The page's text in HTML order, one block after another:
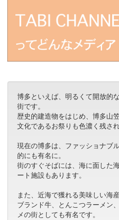
博多といえば、明るくて開放的
街です。
歴史的建造物をはじめ、博多山
文化であるお祭りも色濃く残され
現在の博多は、ファッショナブ
的にも有名に。
街のすぐそばには、海に面した
ート施設もあります。
また、近海で獲れる美味しい海
ブランド牛、とんこつラーメン
メの街としても有名です。